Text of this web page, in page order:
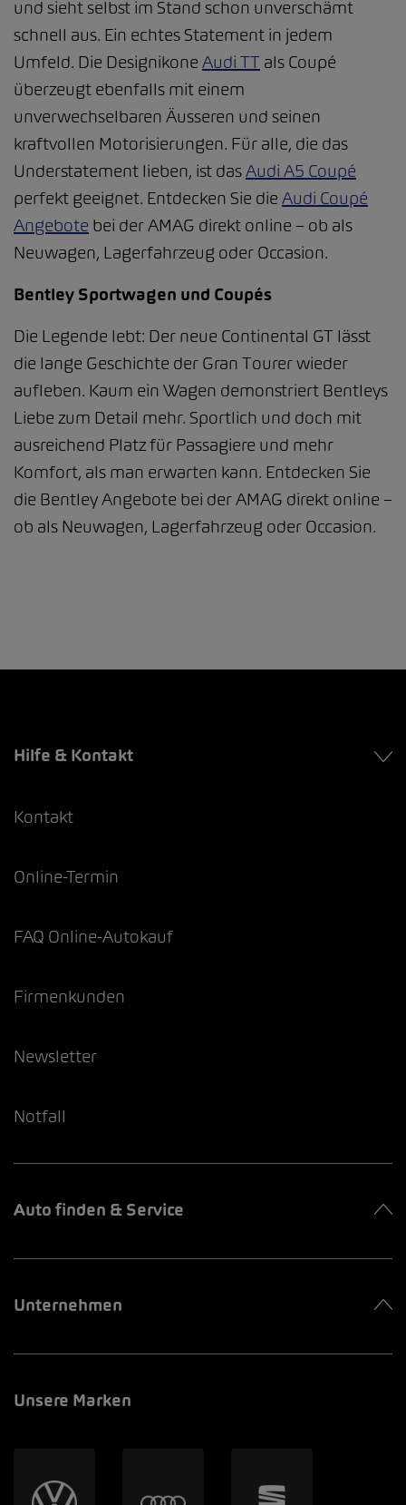
und sieht selbst im Stand schon unverschämt
schnell aus. Ein echtes Statement in jedem
Umfeld. Die Designikone Audi TT als Coupé
überzeugt ebenfalls mit einem
unverwechselbaren Äusseren und seinen
kraftvollen Motorisierungen. Für alle, die das
Understatement lieben, ist dasAudi A5 Coupé
perfekt geeignet. Entdecken Sie die Audi Coupé
Angebote bei der AMAG direkt online – ob als
Neuwagen, Lagerfahrzeug oder Occasion.
Bentley Sportwagen und Coupés
Die Legende lebt: Der neue Continental GT lässt
die lange Geschichte der Gran Tourer wieder
aufleben. Kaum ein Wagen demonstriert Bentleys
Liebe zum Detail mehr. Sportlich und doch mit
ausreichend Platz für Passagiere und mehr
Komfort, als man erwarten kann. Entdecken Sie
die Bentley Angebote bei der AMAG direkt online –
ob als Neuwagen, Lagerfahrzeug oder Occasion.
Hilfe & Kontakt
Kontakt
Online-Termin
FAQ Online-Autokauf
Firmenkunden
Newsletter
Notfall
Auto finden & Service
Unternehmen
Unsere Marken